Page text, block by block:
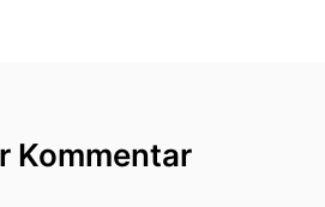
Kommentar